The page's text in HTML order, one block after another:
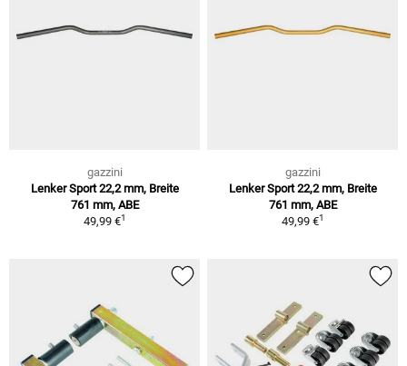
gazzini
Lenker Sport 22,2 mm, Breite
761 mm, ABE
49,99 €1
gazzini
Lenker Sport 22,2 mm, Breite
761 mm, ABE
49,99 €1